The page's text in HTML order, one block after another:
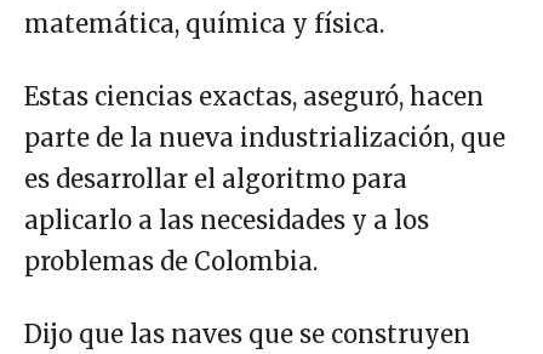
matemática, química y física.
Estas ciencias exactas, aseguró, hacen
parte de la nueva industrialización, que
es desarrollar el algoritmo para
aplicarlo a las necesidades y a los
problemas de Colombia.
Dijo que las naves que se construyen